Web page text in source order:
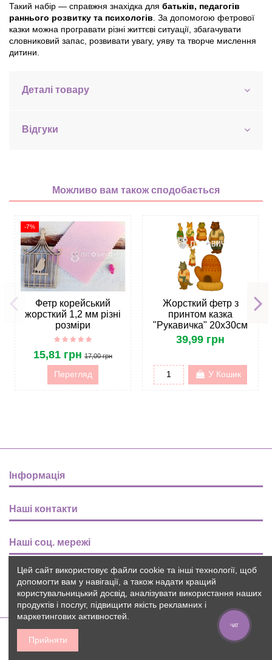
Такий набір — справжня знахідка для батьків, педагогів
раннього розвитку та психологів . За допомогою фетрової
казки можна програвати різні життєві ситуації, збагачувати
словниковий запас, розвивати увагу, уяву та творче мислення
дитини.
Деталі товару
Відгуки
Можливо вам також сподобається
-7%
Фетр корейський
жорсткий 1,2 мм різні
розміри
15,81 грн 17,00 грн
Перегляд
Жорсткий фетр з
принтом казка
"Рукавичка" 20х30см
39,99 грн
У Кошик
Інформація
Наші контакти
Наші соц. мережі
Розсилка
Цей сайт використовує файли cookie та інші технології, щоб
допомогти вам у навігації, а також надати кращий
користувальницький досвід, аналізувати використання наших
продуктів і послуг, підвищити якість рекламних і
маркетингових активностей.
Прийняти
ЧАТ